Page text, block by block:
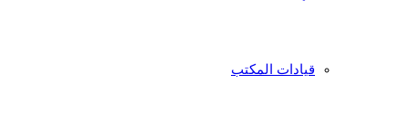
قيادات المكتب